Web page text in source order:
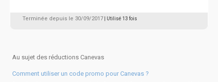
Terminée depuis le 30/09/2017 | Utilisé 13 fois
Au sujet des réductions Canevas
Comment utiliser un code promo pour Canevas ?